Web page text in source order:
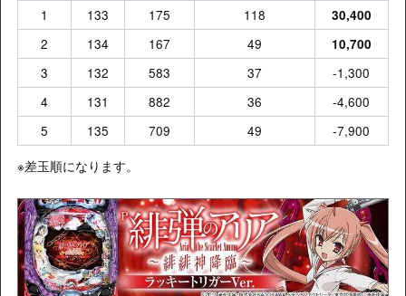
1
133 175 118 30,400
2 134 167 49 10,700
3 132 583 37
-1,300
4
131 882 36
-4,600
5
135 709 49
-7,900
※差玉順になります。